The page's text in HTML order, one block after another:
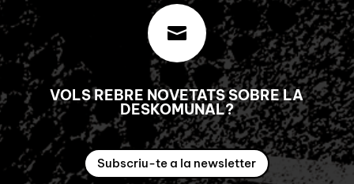

VOLS REBRE NOVETATS SOBRE LA
DESKOMUNAL?
Subscriu-te a la newsletter